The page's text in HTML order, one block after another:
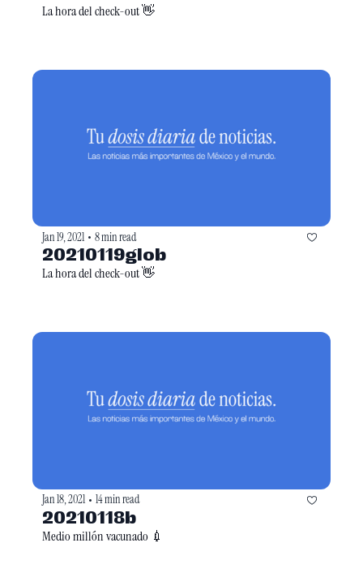
La hora del check-out 👋
Jan 19, 2021 • 8 min read
20210119glob
La hora del check-out 👋
Jan 18, 2021 • 14 min read
20210118b
Medio millón vacunado 💉